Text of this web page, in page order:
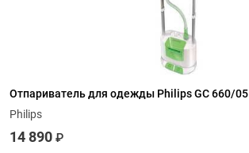
Отпариватель для одежды Philips GC 660/05
Philips
14 890 ₽